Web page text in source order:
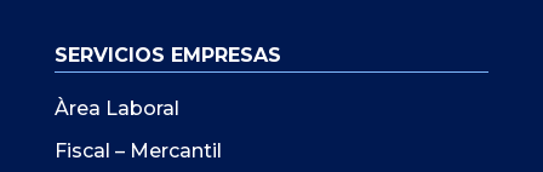
SERVICIOS EMPRESAS
Àrea Laboral
Fiscal – Mercantil